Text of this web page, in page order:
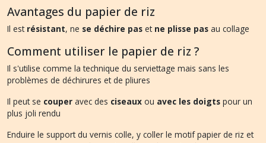
Avantages du papier de riz
Il est résistant, ne se déchire pas et ne plisse pas au collage
Comment utiliser le papier de riz ?
Il s'utilise comme la technique du serviettage mais sans les
problèmes de déchirures et de pliures
Il peut se couper avec des ciseaux ou avec les doigts pour un
plus joli rendu
Enduire le support du vernis colle, y coller le motif papier de riz et